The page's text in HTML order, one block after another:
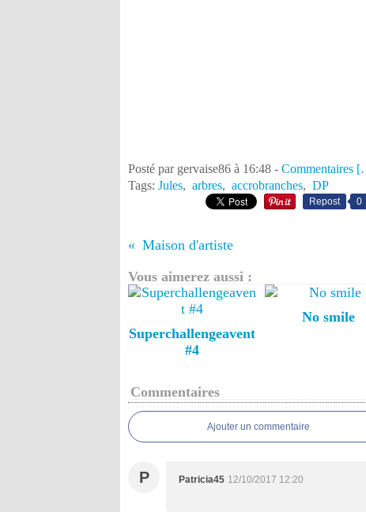
Posté par gervaise86 à 16:48 - Commentaires [
Tags: Jules, arbres, accrobranches, DP
Repost 0
Maison d'artiste
Vous aimerez aussi :
Superchallengeavent
#4
No smile
Commentaires
Ajouter un commentaire
P Patricia45 12/10/2017 12:20